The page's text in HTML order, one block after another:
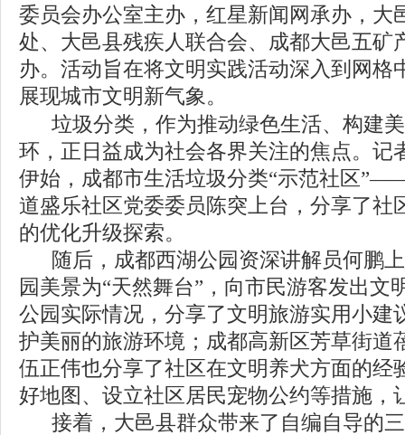
委员会办公室主办，红星新闻网承办，大
处、大邑县残疾人联合会、成都大邑五矿
办。活动旨在将文明实践活动深入到网格
展现城市文明新气象。
垃圾分类，作为推动绿色生活、构建
环，正日益成为社会各界关注的焦点。记
伊始，成都市生活垃圾分类“示范社区
道盛乐社区党委委员陈突上台，分享了社
的优化升级探索。
随后，成都西湖公园资深讲解员何鹏
园美景为“天然舞台”，向市民游客发出文
公园实际情况，分享了文明旅游实用小建
护美丽的旅游环境；成都高新区芳草街道
伍正伟也分享了社区在文明养犬方面的经
好地图、设立社区居民宠物公约等措施，
接着，大邑县群众带来了自编自导的